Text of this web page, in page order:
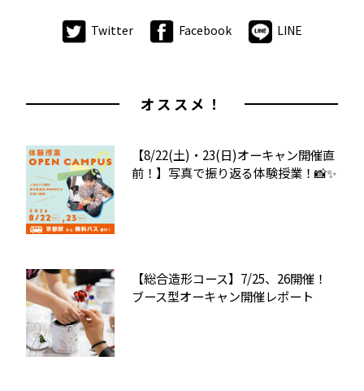
Twitter Facebook LINE
オススメ！
【8/22(土)・23(日)オーキャン開催直
前！】写真で振り返る体験授業！📸✨
【総合造形コース】7/25、26開催！
ブース型オーキャン開催レポート